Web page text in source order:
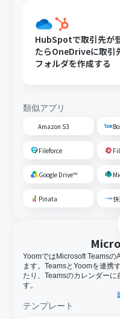
HubSpotで取引先が
たらOneDriveに取引
フォルダを作成する
類似アプリ
Amazon S3
Fileforce
Google Drive™
Pinata
YoomではMicrosoft Teamsの
ます。TeamsとYoomを連携
たり、Teamsのカレンダー
す。
テンプレート